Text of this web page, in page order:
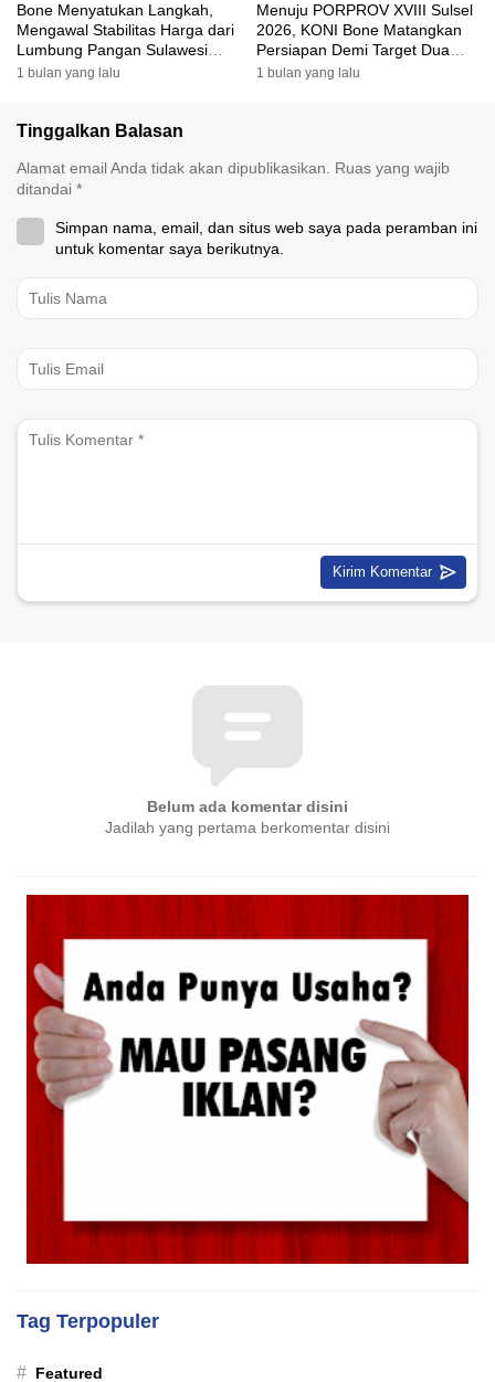
Bone Menyatukan Langkah,
Mengawal Stabilitas Harga dari
Lumbung Pangan Sulawesi
Selatan
1 bulan yang lalu
Menuju PORPROV XVIII Sulsel
2026, KONI Bone Matangkan
Persiapan Demi Target Dua
Besar
1 bulan yang lalu
Tinggalkan Balasan
Alamat email Anda tidak akan dipublikasikan. Ruas yang wajib
ditandai *
Simpan nama, email, dan situs web saya pada peramban ini
untuk komentar saya berikutnya.
Belum ada komentar disini
Jadilah yang pertama berkomentar disini
Tag Terpopuler
# Featured